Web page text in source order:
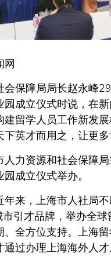
网
保障局局长赵永峰
成立仪式时说，在
建留学人员工作新发
英才而用之，让更多
资源和社会保障局
成立仪式举办。
，上海市人社局不
市引才品牌，举办全
、全方位支持。上海
过办理上海海外人